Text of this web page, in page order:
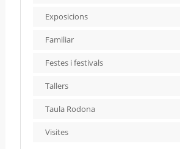
Exposicions
Familiar
Festes i festivals
Tallers
Taula Rodona
Visites